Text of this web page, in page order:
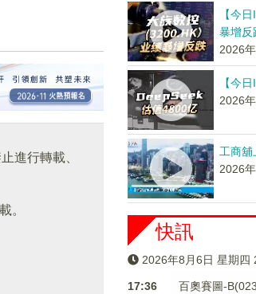
進行轉載、
。
【今
暴增反
2026
【今
2026
工商舖
2026
快訊
2026年8月6日 星期四
17:36
百奧賽圖-